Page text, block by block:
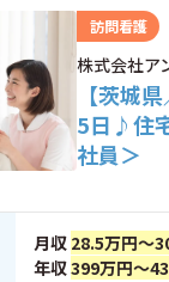
訪問看護
株式会社ア
【茨城
5日♪住
社員＞
月収 28.5万円～
年収399万円～